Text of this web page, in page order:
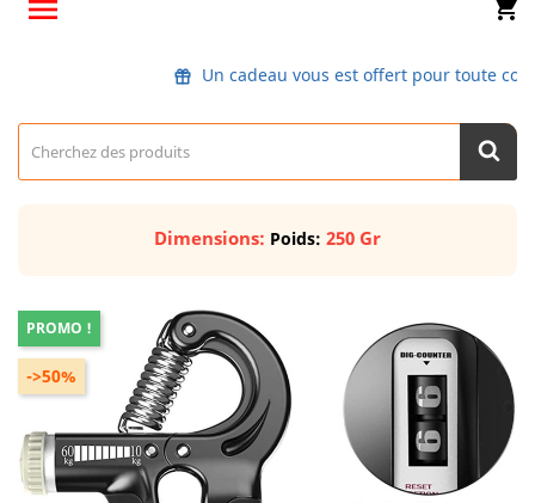
 shopping_cart
Un cadeau vous est offert pour toute
Dimensions: Poids: 250 Gr
PROMO !
->50%